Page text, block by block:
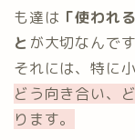
も達は 「使われ
と が大切なんです
それには、特に
どう向き合い、
ります。